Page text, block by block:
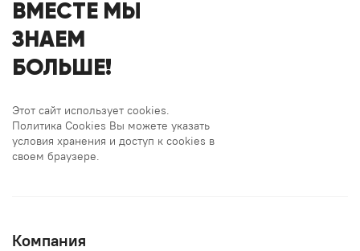
ВМЕСТЕ МЫ
ЗНАЕМ
БОЛЬШЕ!
Этот сайт использует cookies.
Политика Cookies Вы можете указать
условия хранения и доступ к cookies в
своем браузере.
Компания